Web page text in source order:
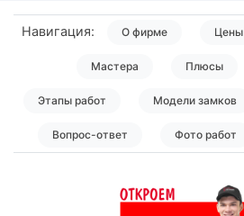
Навигация: О фирме Цены
Мастера Плюсы
Этапы работ Модели замков
Вопрос-ответ Фото работ